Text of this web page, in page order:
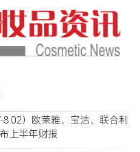
8.02）欧莱雅、宝洁、联合利
上半年财报